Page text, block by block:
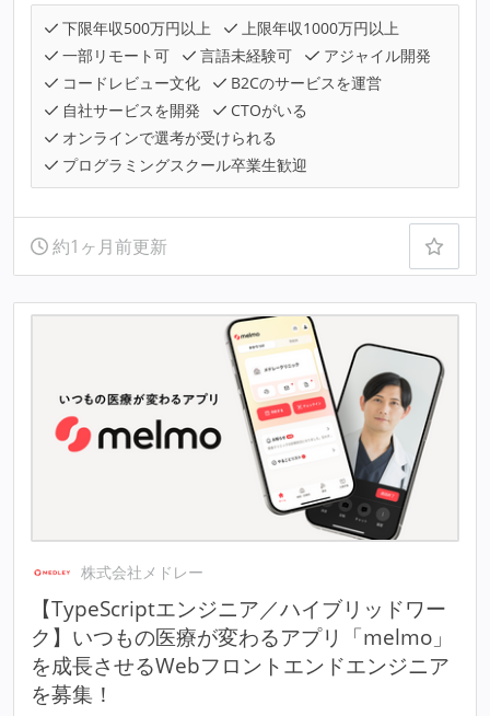
下限年収500万円以上
上限年収1000万円以上
一部リモート可
言語未経験可
アジャイル開発
コードレビュー文化
B2Cのサービスを運営
自社サービスを開発
CTOがいる
オンラインで選考が受けられる
プログラミングスクール卒業生歓迎
約1ヶ月前更新
株式会社メドレー
【TypeScriptエンジニア／ハイブリッドワー
ク】いつもの医療が変わるアプリ「melmo」
を成長させるWebフロントエンドエンジニア
を募集！